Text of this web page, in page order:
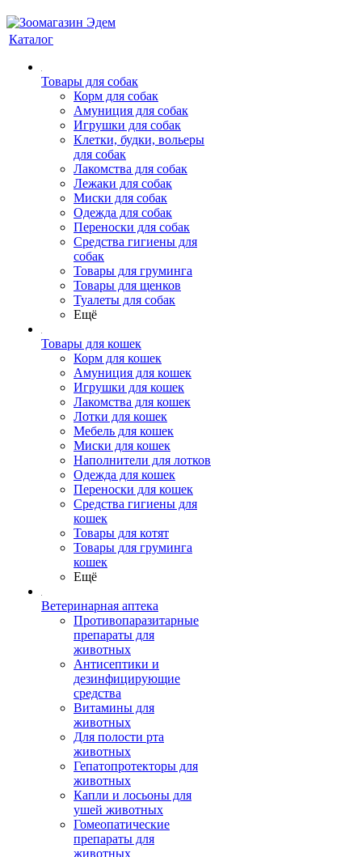
Каталог
Товары для собак
Корм для собак
Амуниция для собак
Игрушки для собак
Клетки, будки, вольеры
для собак
Лакомства для собак
Лежаки для собак
Миски для собак
Одежда для собак
Переноски для собак
Средства гигиены для
собак
Товары для груминга
Товары для щенков
Туалеты для собак
Ещё
Товары для кошек
Корм для кошек
Амуниция для кошек
Игрушки для кошек
Лакомства для кошек
Лотки для кошек
Мебель для кошек
Миски для кошек
Наполнители для лотков
Одежда для кошек
Переноски для кошек
Средства гигиены для
кошек
Товары для котят
Товары для груминга
кошек
Ещё
Ветеринарная аптека
Противопаразитарные
препараты для
животных
Антисептики и
дезинфицирующие
средства
Витамины для
животных
Для полости рта
животных
Гепатопротекторы для
животных
Капли и лосьоны для
ушей животных
Гомеопатические
препараты для
животных